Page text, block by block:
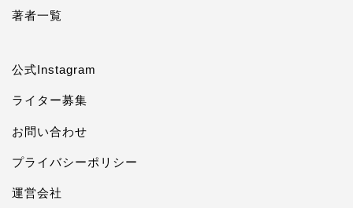
著者一覧
公式Instagram
ライター募集
お問い合わせ
プライバシーポリシー
運営会社